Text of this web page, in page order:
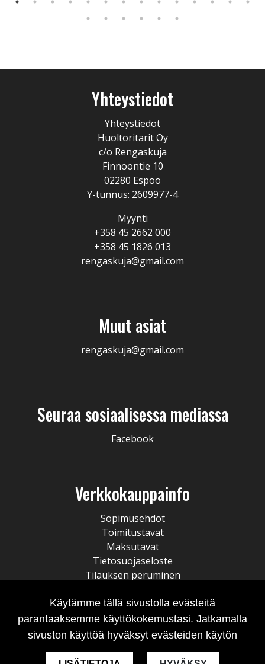
Yhteystiedot
Yhteystiedot
Huoltoritarit Oy
c/o Rengaskuja
Finnoontie 10
02280 Espoo
Y-tunnus: 2609977-4
Myynti
+358 45 2662 000
+358 45 1826 013
rengaskuja@gmail.com
Muut asiat
rengaskuja@gmail.com
Seuraa sosiaalisessa mediassa
Facebook
Verkkokauppainfo
Sopimusehdot
Toimitustavat
Maksutavat
Tietosuojaseloste
Tilauksen peruminen
Käytämme tällä sivustolla evästeitä
parantaaksemme käyttökokemustasi. Jatkamalla
sivuston käyttöä hyväksyt evästeiden käytön